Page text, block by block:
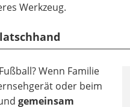
Werkzeug.
Wenn Familie
oder beim
gemeinsam